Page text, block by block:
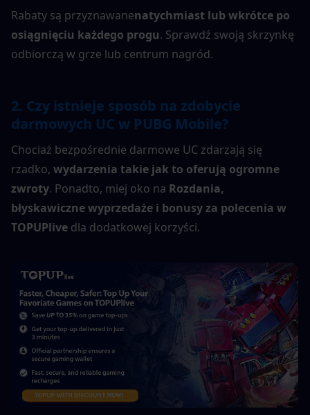
Rabaty są przyznawanenatychmiast lub wkrótce po
osiągnięciu każdego progu. Sprawdź swoją skrzynkę
odbiorczą w grze lub centrum nagród.
2. Czy istnieje sposób na zdobycie
darmowych UC w PUBG Mobile?
Chociaż bezpośrednie darmowe UC zdarzają się
rzadko, wydarzenia takie jak to oferują ogromne
zwroty. Ponadto, miej oko na Rozdania,
błyskawiczne wyprzedaże i bonusy za polecenia w
TOPUPlive dla dodatkowej korzyści.